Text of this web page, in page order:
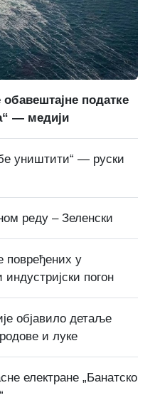
податке
— медији
уништити“ — руски
реду – Зеленски
повређених у
погон
објавило детаље
и луке
електране „Банатско